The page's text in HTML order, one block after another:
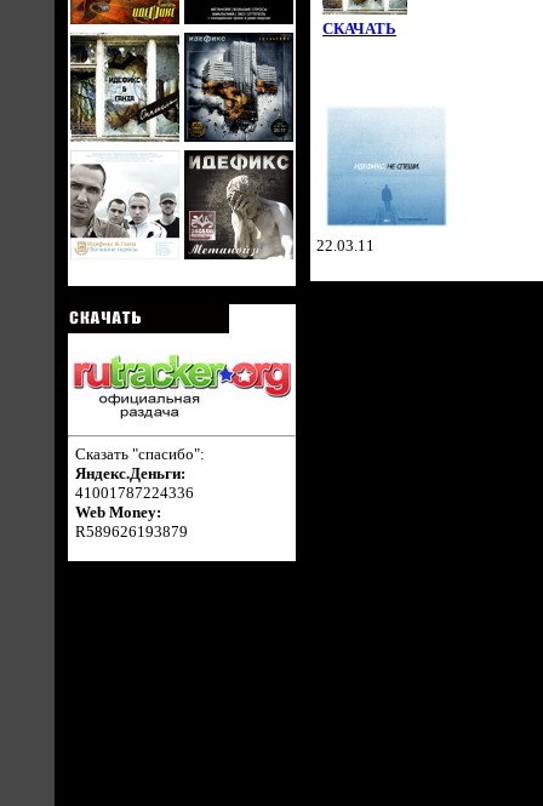
Сказать "спасибо":
Яндекс.Деньги:
41001787224336
Web Money:
R589626193879
СКАЧАТЬ
22.03.11